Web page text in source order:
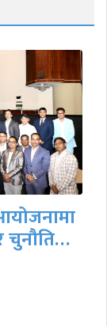
चुनौति…